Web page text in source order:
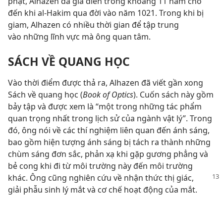
đến khi al-Hakim qua đời vào năm 1021. Trong khi bị
giam, Alhazen có nhiều thời gian để tập trung
vào những lĩnh vực mà ông quan tâm.
SÁCH VỀ QUANG HỌC
Vào thời điểm được thả ra, Alhazen đã viết gần xong
Sách về quang học (Book of Optics). Cuốn sách này gồm
bảy tập và được xem là “một trong những tác phẩm
quan trọng nhất trong lịch sử của ngành vật lý”. Trong
đó, ông nói về các thí nghiệm liên quan đến ánh sáng,
bao gồm hiện tượng ánh sáng bị tách ra thành những
chùm sáng đơn sắc, phản xạ khi gặp gương phẳng và
bẻ cong khi đi từ môi trường này đến môi trường
khác. Ông cũng nghiên cứu về nhận thức thị giác,
giải phẫu sinh lý mắt và cơ chế hoạt động của mắt.